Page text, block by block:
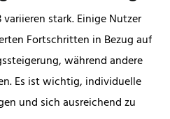
stark. Einige Nutzer
Fortschritten in Bezug auf
während andere
Es ist wichtig, individuelle
und sich ausreichend zu